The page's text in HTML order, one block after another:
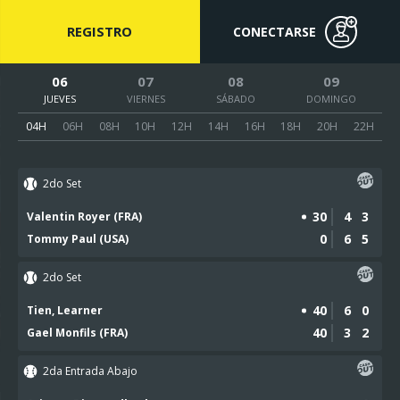
REGISTRO CONECTARSE
06
JUEVES
07
VIERNES
08
SÁBADO
09
DOMINGO
04H 06H 08H 10H 12H 14H 16H 18H 20H 22H
2do Set
Valentin Royer (FRA) 4 3
30
Tommy Paul (USA) 6 5
0
2do Set
Tien, Learner 6 0
40
Gael Monfils (FRA) 3 2
40
2da Entrada Abajo